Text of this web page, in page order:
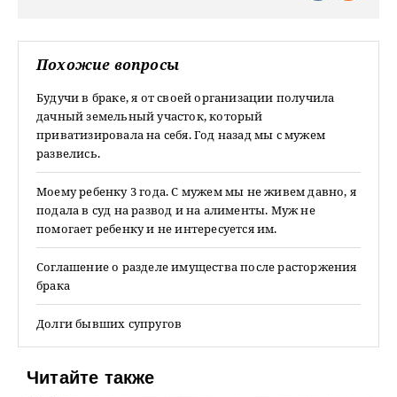
Похожие вопросы
Будучи в браке, я от своей организации получила
дачный земельный участок, который
приватизировала на себя. Год назад мы с мужем
развелись.
Моему ребенку 3 года. С мужем мы не живем давно, я
подала в суд на развод и на алименты. Муж не
помогает ребенку и не интересуется им.
Соглашение о разделе имущества после расторжения
брака
Долги бывших супругов
Читайте также